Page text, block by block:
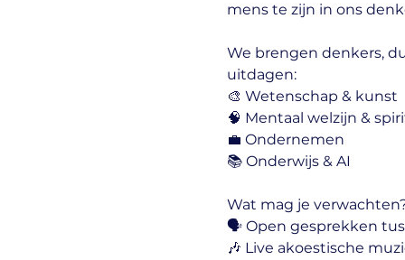
mens te zijn in ons
We brengen denkers,
uitdagen:
🎨 Wetenschap & kunst
🧠 Mentaal welzijn &
💼 Ondernemen
📚 Onderwijs & AI
Wat mag je
🗣️ Open gesprekken
🎶 Live akoestische